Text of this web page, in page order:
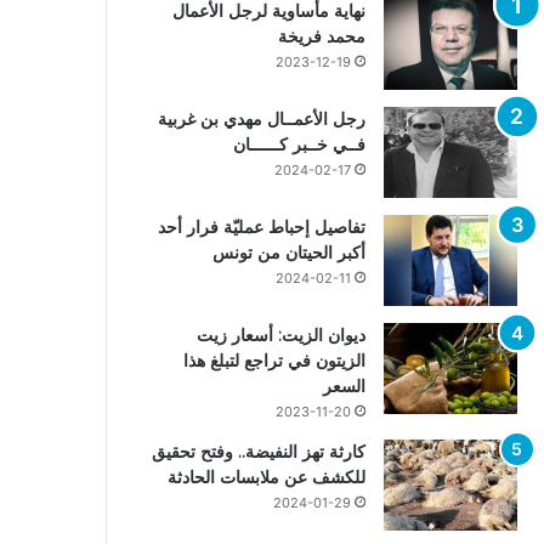
نهاية مأساوية لرجل الأعمال
محمد فريخة
2023-12-19
رجل الأعمــال مهدي بن غربية
فــي خــبر كــــــان
2024-02-17
تفاصيل إحباط عمليّة فرار أحد
أكبر الحيتان من تونس
2024-02-11
ديوان الزيت: أسعار زيت
الزيتون في تراجع لتبلغ هذا
السعر
2023-11-20
كارثة تهز النفيضة.. وفتح تحقيق
للكشف عن ملابسات الحادثة
2024-01-29